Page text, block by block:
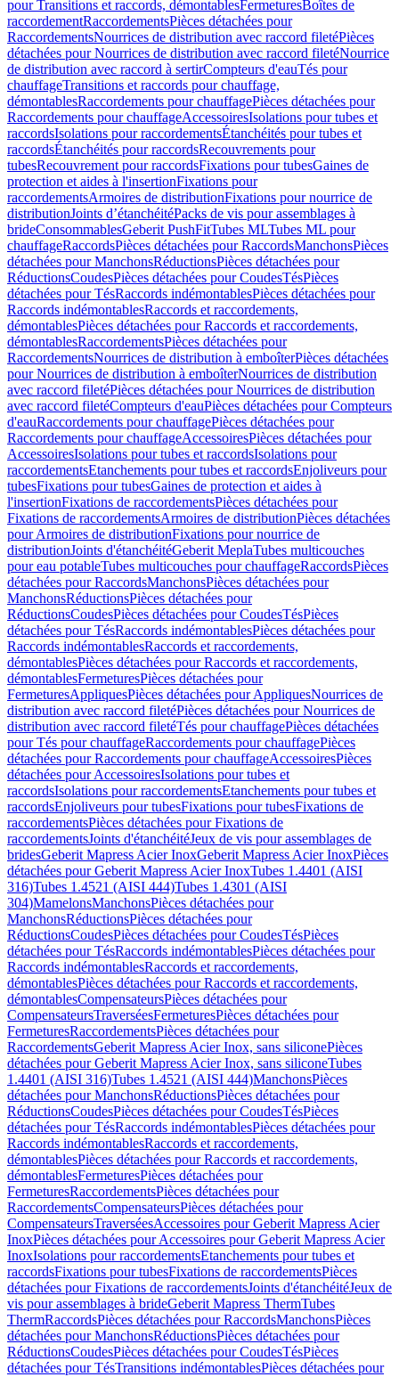
pour Transitions et raccords, démontablesFermeturesBoîtes de
raccordementRaccordementsPièces détachées pour
RaccordementsNourrices de distribution avec raccord filetéPièces
détachées pour Nourrices de distribution avec raccord filetéNourrice
de distribution avec raccord à sertirCompteurs d'eauTés pour
chauffageTransitions et raccords pour chauffage,
démontablesRaccordements pour chauffagePièces détachées pour
Raccordements pour chauffageAccessoiresIsolations pour tubes et
raccordsIsolations pour raccordementsÉtanchéités pour tubes et
raccordsÉtanchéités pour raccordsRecouvrements pour
tubesRecouvrement pour raccordsFixations pour tubesGaines de
protection et aides à l'insertionFixations pour
raccordementsArmoires de distributionFixations pour nourrice de
distributionJoints d’étanchéitéPacks de vis pour assemblages à
brideConsommablesGeberit PushFitTubes MLTubes ML pour
chauffageRaccordsPièces détachées pour RaccordsManchonsPièces
détachées pour ManchonsRéductionsPièces détachées pour
RéductionsCoudesPièces détachées pour CoudesTésPièces
détachées pour TésRaccords indémontablesPièces détachées pour
Raccords indémontablesRaccords et raccordements,
démontablesPièces détachées pour Raccords et raccordements,
démontablesRaccordementsPièces détachées pour
RaccordementsNourrices de distribution à emboîterPièces détachées
pour Nourrices de distribution à emboîterNourrices de distribution
avec raccord filetéPièces détachées pour Nourrices de distribution
avec raccord filetéCompteurs d'eauPièces détachées pour Compteurs
d'eauRaccordements pour chauffagePièces détachées pour
Raccordements pour chauffageAccessoiresPièces détachées pour
AccessoiresIsolations pour tubes et raccordsIsolations pour
raccordementsEtanchements pour tubes et raccordsEnjoliveurs pour
tubesFixations pour tubesGaines de protection et aides à
l'insertionFixations de raccordementsPièces détachées pour
Fixations de raccordementsArmoires de distributionPièces détachées
pour Armoires de distributionFixations pour nourrice de
distributionJoints d'étanchéitéGeberit MeplaTubes multicouches
pour eau potableTubes multicouches pour chauffageRaccordsPièces
détachées pour RaccordsManchonsPièces détachées pour
ManchonsRéductionsPièces détachées pour
RéductionsCoudesPièces détachées pour CoudesTésPièces
détachées pour TésRaccords indémontablesPièces détachées pour
Raccords indémontablesRaccords et raccordements,
démontablesPièces détachées pour Raccords et raccordements,
démontablesFermeturesPièces détachées pour
FermeturesAppliquesPièces détachées pour AppliquesNourrices de
distribution avec raccord filetéPièces détachées pour Nourrices de
distribution avec raccord filetéTés pour chauffagePièces détachées
pour Tés pour chauffageRaccordements pour chauffagePièces
détachées pour Raccordements pour chauffageAccessoiresPièces
détachées pour AccessoiresIsolations pour tubes et
raccordsIsolations pour raccordementsEtanchements pour tubes et
raccordsEnjoliveurs pour tubesFixations pour tubesFixations de
raccordementsPièces détachées pour Fixations de
raccordementsJoints d'étanchéitéJeux de vis pour assemblages de
bridesGeberit Mapress Acier InoxGeberit Mapress Acier InoxPièces
détachées pour Geberit Mapress Acier InoxTubes 1.4401 (AISI
316)Tubes 1.4521 (AISI 444)Tubes 1.4301 (AISI
304)MamelonsManchonsPièces détachées pour
ManchonsRéductionsPièces détachées pour
RéductionsCoudesPièces détachées pour CoudesTésPièces
détachées pour TésRaccords indémontablesPièces détachées pour
Raccords indémontablesRaccords et raccordements,
démontablesPièces détachées pour Raccords et raccordements,
démontablesCompensateursPièces détachées pour
CompensateursTraverséesFermeturesPièces détachées pour
FermeturesRaccordementsPièces détachées pour
RaccordementsGeberit Mapress Acier Inox, sans siliconePièces
détachées pour Geberit Mapress Acier Inox, sans siliconeTubes
1.4401 (AISI 316)Tubes 1.4521 (AISI 444)ManchonsPièces
détachées pour ManchonsRéductionsPièces détachées pour
RéductionsCoudesPièces détachées pour CoudesTésPièces
détachées pour TésRaccords indémontablesPièces détachées pour
Raccords indémontablesRaccords et raccordements,
démontablesPièces détachées pour Raccords et raccordements,
démontablesFermeturesPièces détachées pour
FermeturesRaccordementsPièces détachées pour
RaccordementsCompensateursPièces détachées pour
CompensateursTraverséesAccessoires pour Geberit Mapress Acier
InoxPièces détachées pour Accessoires pour Geberit Mapress Acier
InoxIsolations pour raccordementsEtanchements pour tubes et
raccordsFixations pour tubesFixations de raccordementsPièces
détachées pour Fixations de raccordementsJoints d'étanchéitéJeux de
vis pour assemblages à brideGeberit Mapress ThermTubes
ThermRaccordsPièces détachées pour RaccordsManchonsPièces
détachées pour ManchonsRéductionsPièces détachées pour
RéductionsCoudesPièces détachées pour CoudesTésPièces
détachées pour TésTransitions indémontablesPièces détachées pour